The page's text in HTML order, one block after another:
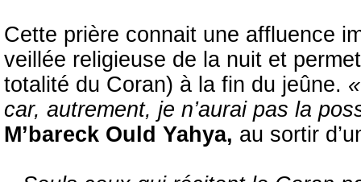
Cette prière connait une affluence
veillée religieuse de la nuit et
totalité du Coran) à la fin du jeûne.
car, autrement, je n’aurai pas la
M’bareck Ould Yahya, au sortir